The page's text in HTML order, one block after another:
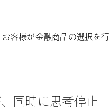
客様が金融商品の選択を行
同時に思考停止